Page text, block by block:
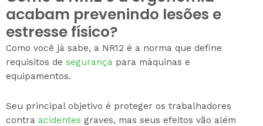
acabam prevenindo lesões e
estresse físico?
Como você já sabe, a NR12 é a norma que define
requisitos de segurança para máquinas e
equipamentos.
Seu principal objetivo é proteger os trabalhadores
contra acidentes graves, mas seus efeitos vão além